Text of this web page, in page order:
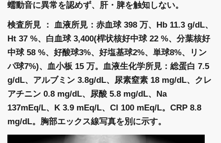
蠕動音に異常を認めず、肝・脾を触知しない。
検査所見 ： 血液所見：赤血球 398 万、Hb 11.3 g/dL、
Ht 37 %、白血球 3,400(桿状核好中球 22 %、分葉核好
中球 58 %、好酸球3%、好塩基球2%、単球8%、リン
パ球7%)、血小板 15 万。血液生化学所見：総蛋白 7.5
g/dL、アルブミン 3.8g/dL、尿素窒素 18 mg/dL、クレ
アチニン 0.8 mg/dL、尿酸 5.8 mg/dL、Na
137mEq/L、K 3.9 mEq/L、Cl 100 mEq/L。CRP 8.8
mg/dL。胸部エックス線写真を別に示す。